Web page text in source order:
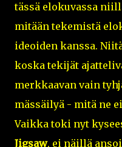
tässä elokuvassa
mitään tekemistä
ideoiden kanssa.
koska tekijät
merkkaavan vain
mässäilyä - mitä ne
Vaikka toki nyt
Jigsaw, ei näillä